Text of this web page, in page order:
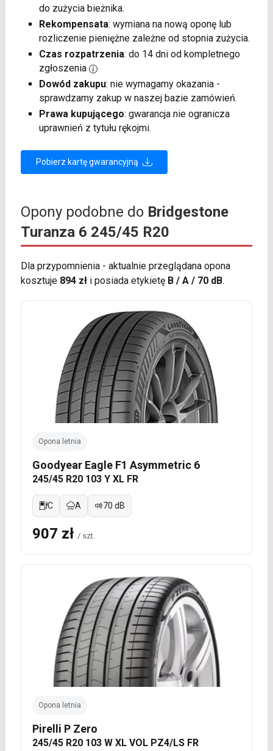
do zużycia bieżnika.
Rekompensata: wymiana na nową oponę lub
rozliczenie pieniężne zależne od stopnia zużycia.
Czas rozpatrzenia: do 14 dni od kompletnego
zgłoszenia
Dowód zakupu: nie wymagamy okazania -
sprawdzamy zakup w naszej bazie zamówień.
Prawa kupującego: gwarancja nie ogranicza
uprawnień z tytułu rękojmi.
Pobierz kartę gwarancyjną
Opony podobne do Bridgestone
Turanza 6 245/45 R20
Dla przypomnienia - aktualnie przeglądana opona
kosztuje 894 złi posiada etykietę B / A / 70 dB.
Opona letnia
Goodyear Eagle F1 Asymmetric 6
245/45 R20 103 Y XL FR
C A 70 dB
907 zł / szt.
Opona letnia
Pirelli P Zero
245/45 R20 103 W XL VOL PZ4/LS FR